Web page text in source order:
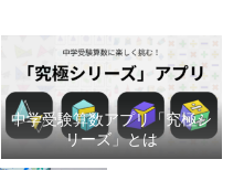
中学受験算数アプリ「究極シ
リーズ」とは